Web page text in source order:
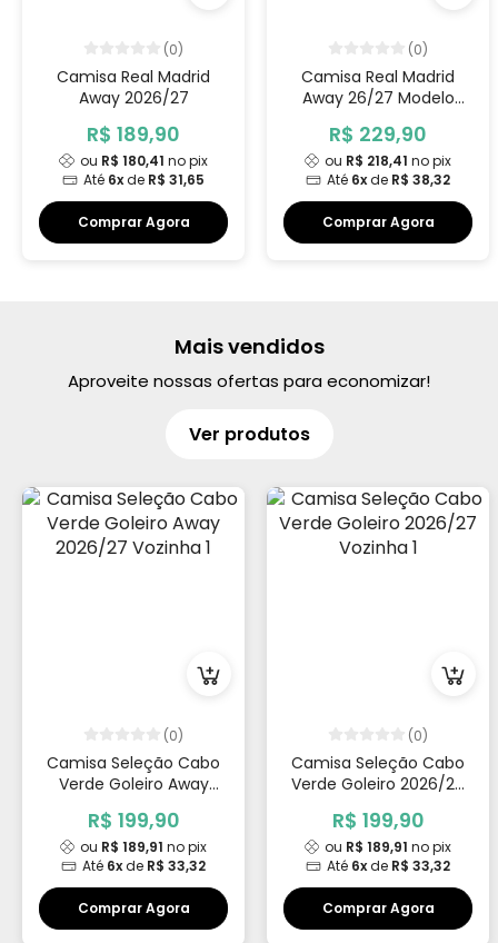
(0)
Camisa Real Madrid
Away 2026/27
R$ 189,90
ou R$ 180,41 no pix
Até 6xde R$ 31,65
Comprar Agora
(0)
Camisa Real Madrid
Away 26/27 Modelo
R$ 229,90
ou R$ 218,41 no pix
Até 6xde R$ 38,32
Comprar Agora
Mais vendidos
Aproveite nossas ofertas para economizar!
Ver produtos
(0)
Camisa Seleção Cabo
Verde Goleiro Away
R$ 199,90
ou R$ 189,91 no pix
Até 6xde R$ 33,32
Comprar Agora
(0)
Camisa Seleção Cabo
Verde Goleiro 2026/27
R$ 199,90
ou R$ 189,91 no pix
Até 6xde R$ 33,32
Comprar Agora